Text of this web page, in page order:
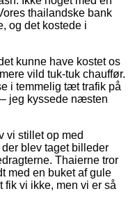
thailandske bank
og det kostede i
kunne have kostet os
vild tuk-tuk chauffør.
i temmelig tæt trafik på
jeg kyssede næsten
vi stillet op med
blev taget billeder
Thaierne tror
med en buket af gule
fik vi ikke, men vi er så